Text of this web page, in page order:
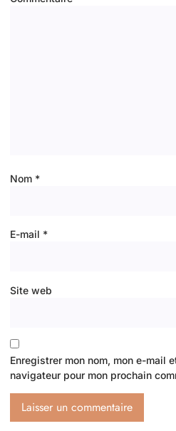
Nom *
E-mail *
Site web
Enregistrer mon nom, mon e-mail
navigateur pour mon prochain